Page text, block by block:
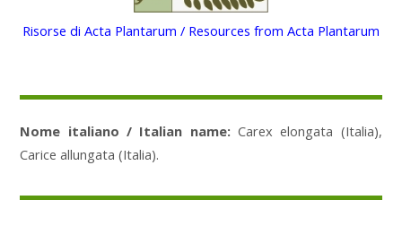
Risorse di Acta Plantarum / Resources from Acta Plantarum
Nome italiano / Italian name: Carex elongata (Italia),
Carice allungata (Italia).